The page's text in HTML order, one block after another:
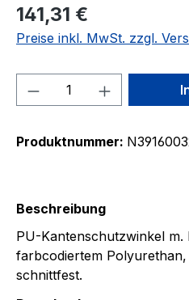
141,31 €
Preise inkl. MwSt. zzgl.
Produkt Anzahl:
Produktnummer:
Beschreibung
PU-Kantenschutzwinkel m.
farbcodiertem
schnittfest.